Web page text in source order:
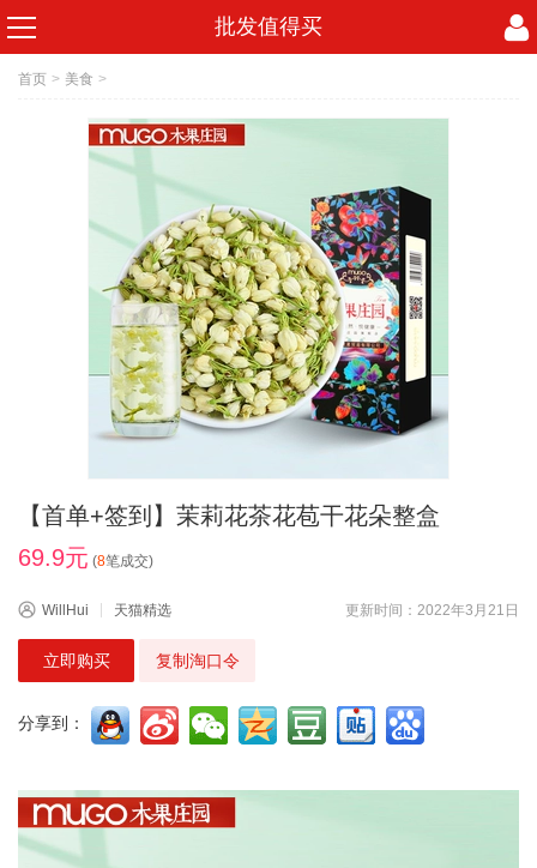
批发值得买
首页 > 美食 >
【首单+签到】茉莉花茶花苞干花朵整盒
69.9元 (8笔成交)
WillHui 天猫精选 更新时间：2022年3月21日
立即购买 复制淘口令
分享到：